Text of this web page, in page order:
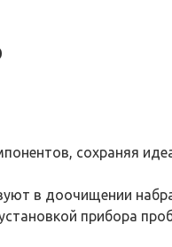
сохраняя
в доочищении
прибора